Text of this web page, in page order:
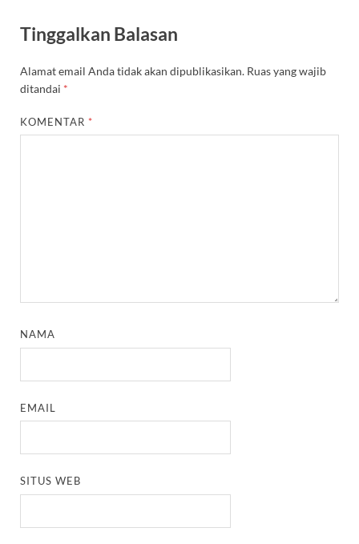
Tinggalkan Balasan
Alamat email Anda tidak akan dipublikasikan. Ruas yang wajib
ditandai *
KOMENTAR *
NAMA
EMAIL
SITUS WEB